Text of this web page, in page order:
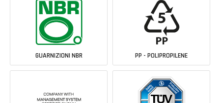
GUARNIZIONI NBR PP - POLIPROPILENE